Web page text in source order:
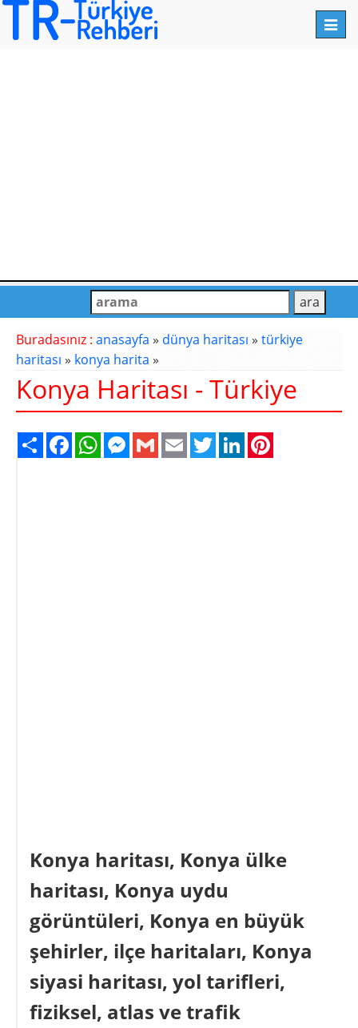
Buradasınız : anasayfa » dünya haritası » türkiye
haritası » konya harita »
Konya Haritası - Türkiye
Share FacebookWhatsAppMessenger
Gmail Email TwitterLinkedIn
Konya haritası, Konya ülke
haritası, Konya uydu
görüntüleri, Konya en büyük
şehirler, ilçe haritaları, Konya
siyasi haritası, yol tarifleri,
fiziksel, atlas ve trafik